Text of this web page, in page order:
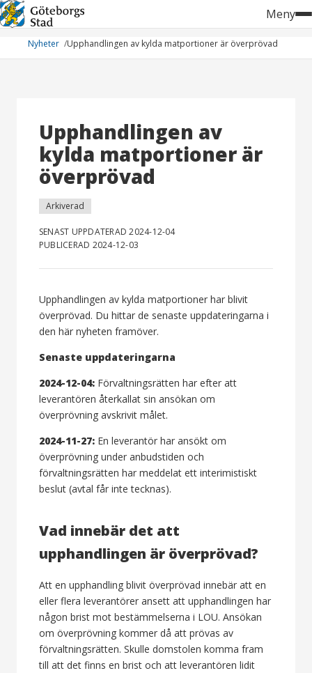
Hoppa
till
innehåll
Meny
Nyheter Upphandlingen av kylda matportioner är överprövad
Upphandlingen av
kylda matportioner är
överprövad
Arkiverad
SENAST UPPDATERAD 2024-12-04
PUBLICERAD 2024-12-03
Upphandlingen av kylda matportioner har blivit
överprövad. Du hittar de senaste uppdateringarna i
den här nyheten framöver.
Senaste uppdateringarna
2024-12-04: Förvaltningsrätten har efter att
leverantören återkallat sin ansökan om
överprövning avskrivit målet.
2024-11-27: En leverantör har ansökt om
överprövning under anbudstiden och
förvaltningsrätten har meddelat ett interimistiskt
beslut (avtal får inte tecknas).
Vad innebär det att
upphandlingen är överprövad?
Att en upphandling blivit överprövad innebär att en
eller flera leverantörer ansett att upphandlingen har
någon brist mot bestämmelserna i LOU. Ansökan
om överprövning kommer då att prövas av
förvaltningsrätten. Skulle domstolen komma fram
till att det finns en brist och att leverantören lidit